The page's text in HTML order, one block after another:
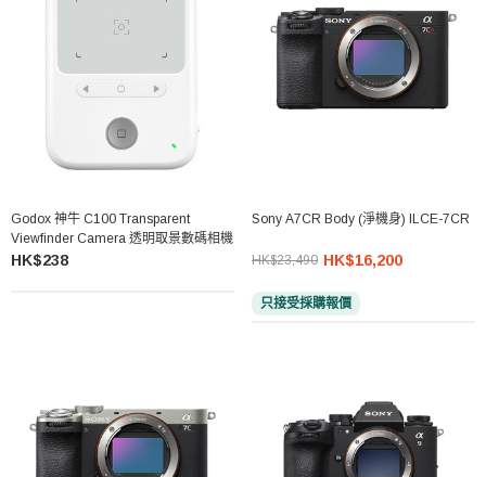
Godox 神牛 C100 Transparent
Viewfinder Camera 透明取景數碼相機
HK$238
Sony A7CR Body (淨機身) ILCE-7CR
HK$23,490 HK$16,200
只接受採購報價